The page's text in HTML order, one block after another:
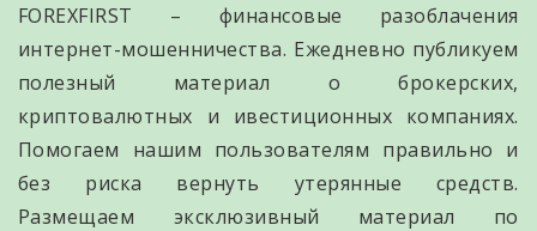
FOREXFIRST – финансовые разоблачения
интернет-мошенничества. Ежедневно публикуем
полезный материал о брокерских,
криптовалютных и ивестиционных компаниях.
Помогаем нашим пользователям правильно и
без риска вернуть утерянные средств.
Размещаем эксклюзивный материал по